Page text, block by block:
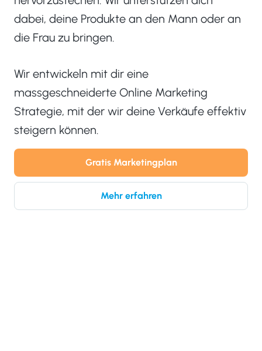
dabei, deine Produkte an den Mann oder an
die Frau zu bringen.
Wir entwickeln mit dir eine
massgeschneiderte Online Marketing
Strategie, mit der wir deine Verkäufe effektiv
steigern können.
Gratis Marketingplan
Mehr erfahren